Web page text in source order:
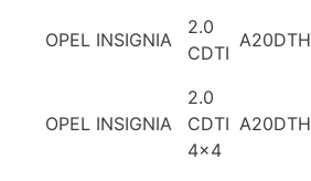
OPEL INSIGNIA
2.0
CDTI
A20DTH
OPEL INSIGNIA
2.0
CDTI
4×4
A20DTH